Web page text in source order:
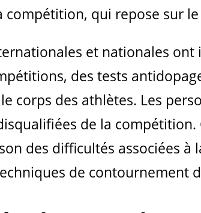
compétition, qui repose sur
et nationales
des tests
corps des athlètes. Les
de la
des difficultés associées à
de contournement